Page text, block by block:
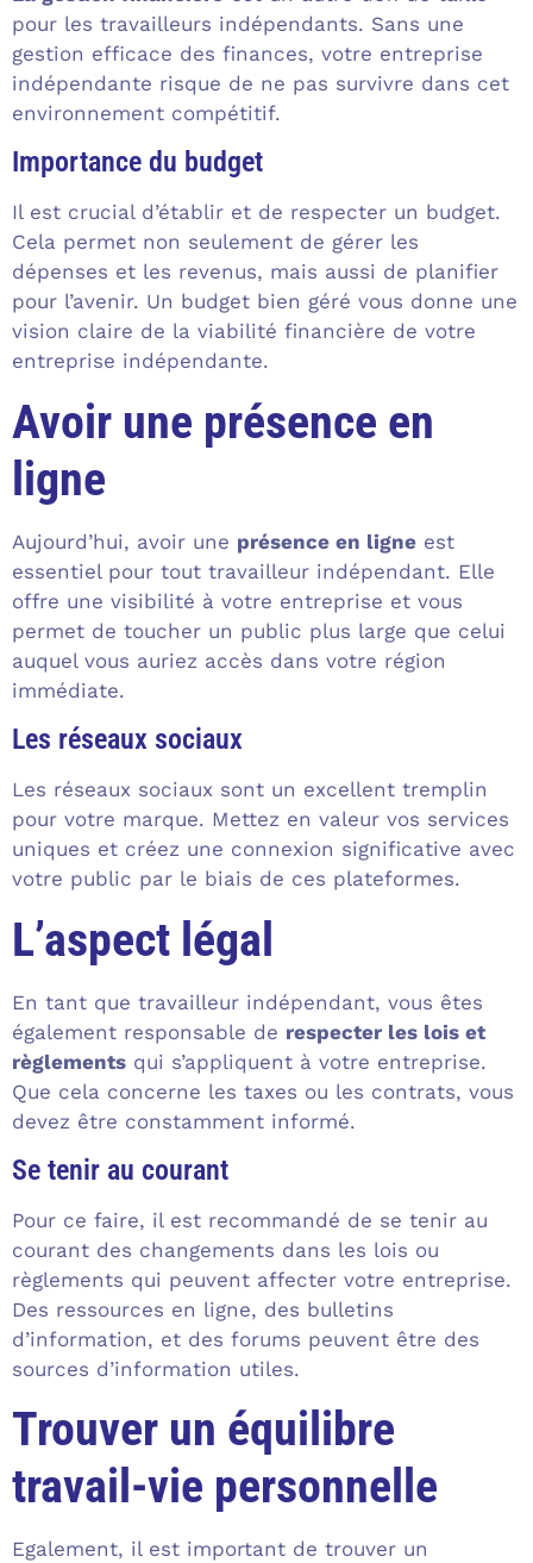
pour les travailleurs indépendants. Sans une
gestion efficace des finances, votre entreprise
indépendante risque de ne pas survivre dans cet
environnement compétitif.
Importance du budget
Il est crucial d’établir et de respecter un budget.
Cela permet non seulement de gérer les
dépenses et les revenus, mais aussi de planifier
pour l’avenir. Un budget bien géré vous donne une
vision claire de la viabilité financière de votre
entreprise indépendante.
Avoir une présence en
ligne
Aujourd’hui, avoir une présence en ligne est
essentiel pour tout travailleur indépendant. Elle
offre une visibilité à votre entreprise et vous
permet de toucher un public plus large que celui
auquel vous auriez accès dans votre région
immédiate.
Les réseaux sociaux
Les réseaux sociaux sont un excellent tremplin
pour votre marque. Mettez en valeur vos services
uniques et créez une connexion significative avec
votre public par le biais de ces plateformes.
L’aspect légal
En tant que travailleur indépendant, vous êtes
également responsable de respecter les lois et
règlements qui s’appliquent à votre entreprise.
Que cela concerne les taxes ou les contrats, vous
devez être constamment informé.
Se tenir au courant
Pour ce faire, il est recommandé de se tenir au
courant des changements dans les lois ou
règlements qui peuvent affecter votre entreprise.
Des ressources en ligne, des bulletins
d’information, et des forums peuvent être des
sources d’information utiles.
Trouver un équilibre
travail-vie personnelle
Egalement, il est important de trouver un